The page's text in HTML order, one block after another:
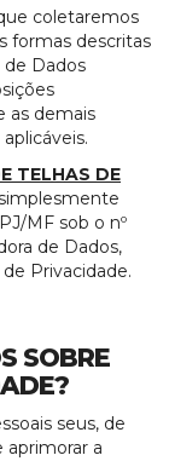
coletaremos
formas descritas
de Dados
as demais
TELHAS DE
MF sob o nº
de Dados,
Privacidade.
SOBRE
seus, de
aprimorar a